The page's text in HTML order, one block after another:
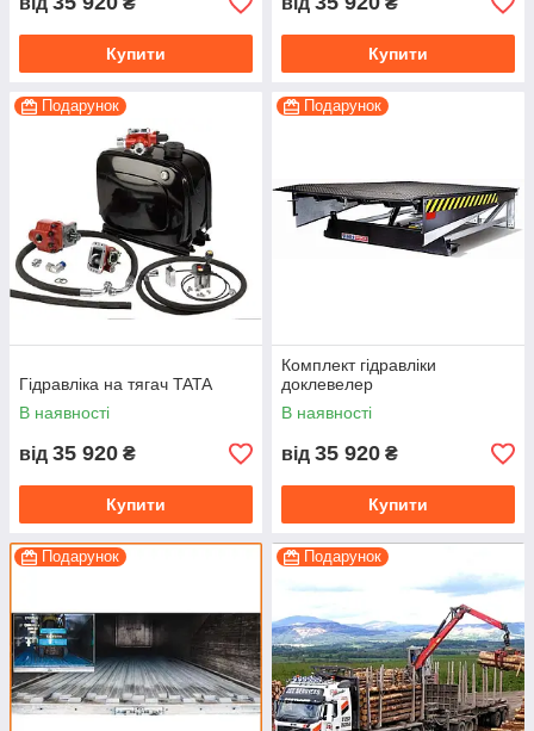
Купити Купити
Подарунок
Гідравліка на тягач TATA
В наявності
від 35 920 ₴
Купити
Подарунок
Комплект гідравліки
доклевелер
В наявності
від 35 920 ₴
Купити
Подарунок Подарунок